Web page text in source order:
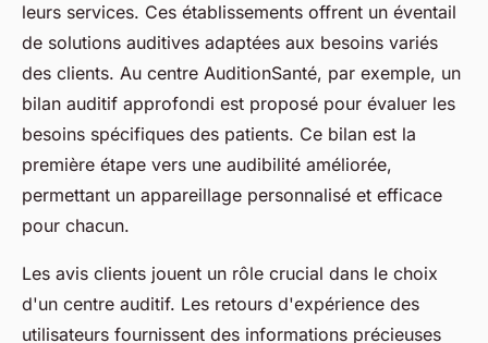
leurs services. Ces établissements offrent un éventail
de solutions auditives adaptées aux besoins variés
des clients. Au centre AuditionSanté, par exemple, un
bilan auditif approfondi est proposé pour évaluer les
besoins spécifiques des patients. Ce bilan est la
première étape vers une audibilité améliorée,
permettant un appareillage personnalisé et efficace
pour chacun.
Les avis clients jouent un rôle crucial dans le choix
d'un centre auditif. Les retours d'expérience des
utilisateurs fournissent des informations précieuses